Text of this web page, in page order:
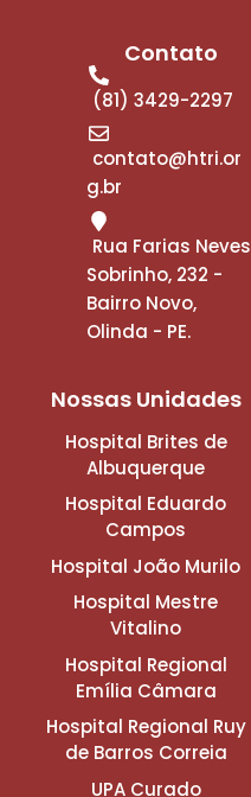
Contato
(81) 3429-2297
contato@htri.or
g.br
Rua Farias Neves
Sobrinho, 232 -
Bairro Novo,
Olinda - PE.
Nossas Unidades
Hospital Brites de
Albuquerque
Hospital Eduardo
Campos
Hospital João Murilo
Hospital Mestre
Vitalino
Hospital Regional
Emília Câmara
Hospital Regional Ruy
de Barros Correia
UPA Curado